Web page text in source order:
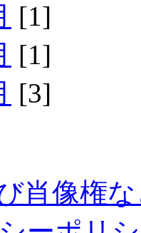
[1]
[1]
[3]
肖像権